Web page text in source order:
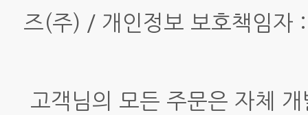
즈(주) / 개인정보 보호책임
고객님의 모든 주문은 자체